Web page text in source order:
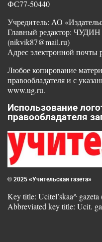
ФС77-50440
Учредитель: АО
Главный редактор:
(nikvik87@mail.ru)
Адрес электронной почты
Любое копирование
правообладателя и с
www.ug.ru.
Использование
правообладателя
© 2025 «Учительская газета»
Key title: Ucitel’skaa^
Abbreviated key title: Ucit.